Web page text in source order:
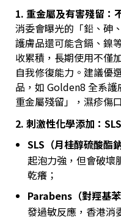
1. 重金屬及有害殘留：
消委會曝光的「鉛、砷
護膚品還可能含鎘、鎳
收累積，長期使用不僅
自我修復能力。建議優
品，如 Golden8 全系
重金屬殘留」，濕疹傷
2. 刺激性化學添加：
SLS（月桂醇硫酸酯鈉
起泡力強，但會破壞
乾癢；
Parabens（對羥基苯
發過敏反應，香港消